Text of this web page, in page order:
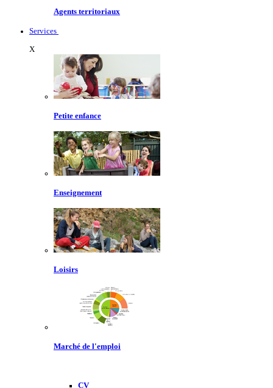
Agents territoriaux
Services
X
Petite enfance
Enseignement
Loisirs
Marché de l'emploi
CV